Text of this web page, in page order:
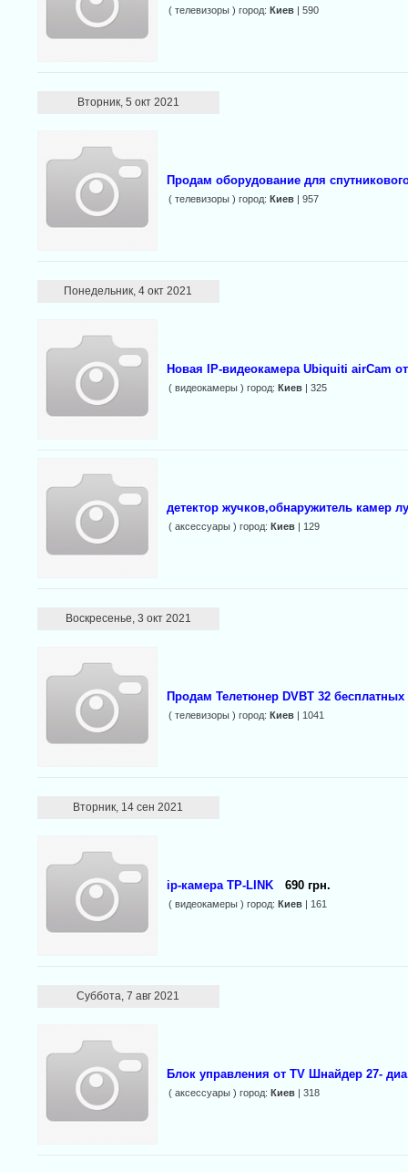
( телевизоры ) город: Киев| 590
Вторник, 5 окт 2021
Продам оборудование для
( телевизоры ) город: Киев| 957
Понедельник, 4 окт 2021
Новая IP-видеокамера Ubiquiti airCam
( видеокамеры ) город: Киев| 325
детектор жучков,обнаружитель камер
( аксессуары ) город: Киев| 129
Воскресенье, 3 окт 2021
Продам Телетюнер DVBT 32 бесплатных
( телевизоры ) город: Киев| 1041
Вторник, 14 сен 2021
ip-камера TP-LINK 690 грн.
( видеокамеры ) город: Киев| 161
Суббота, 7 авг 2021
Блок управления от TV Шнайдер 27-
( аксессуары ) город: Киев| 318